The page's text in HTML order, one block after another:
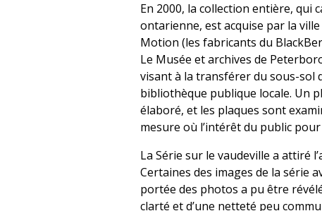
En 2000, la collection entière,
ontarienne, est acquise par la
Motion (les fabricants du
Le Musée et archives de
visant à la transférer du sous-sol
bibliothèque publique locale. Un
élaboré, et les plaques sont
mesure où l’intérêt du public
La Série sur le vaudeville a attiré
Certaines des images de la série
portée des photos a pu être
clarté et d’une netteté peu